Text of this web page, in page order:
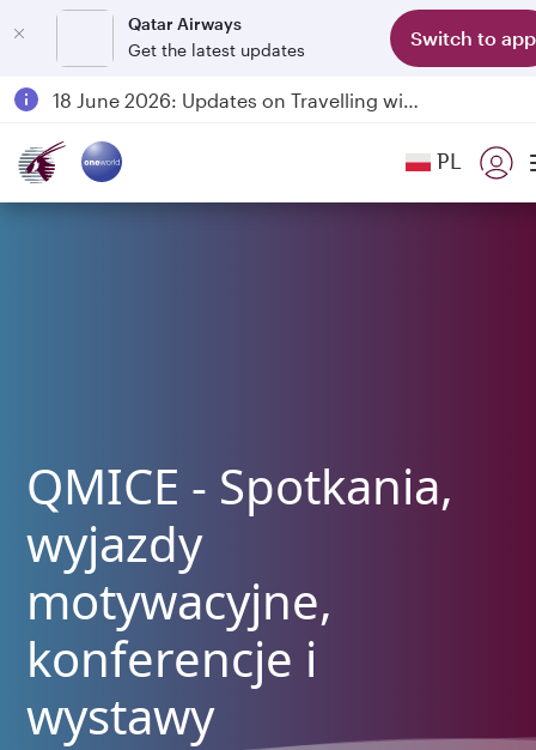
Qatar Airways
Get the latest updates
Switch to app
Passengers flying between Doha and Auckland on QR914 and QR915
18 June 2026: Updates on Travelling with Power Banks
Qatar Airways Expands Global Network to over 160 Destinations
PL
QMICE - Spotkania,
wyjazdy
motywacyjne,
konferencje i
wystawy